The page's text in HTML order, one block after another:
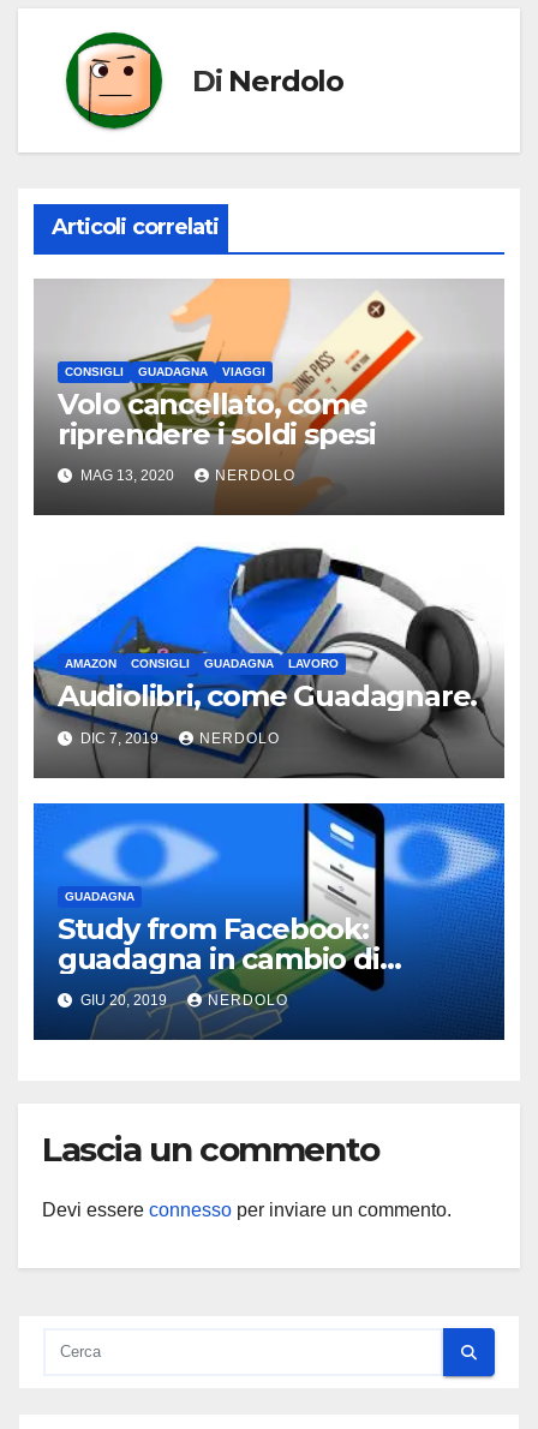
Di Nerdolo
Articoli correlati
CONSIGLI GUADAGNA VIAGGI
Volo cancellato, come
riprendere i soldi spesi
MAG 13, 2020 NERDOLO
AMAZON CONSIGLI GUADAGNA LAVORO
Audiolibri, come Guadagnare.
DIC 7, 2019 NERDOLO
GUADAGNA
Study from Facebook:
guadagna in cambio di
informazioni
GIU 20, 2019 NERDOLO
Lascia un commento
Devi essere connesso per inviare un commento.